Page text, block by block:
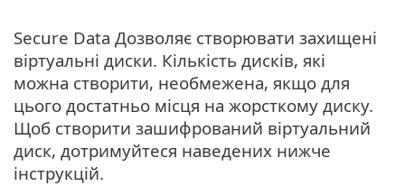
Secure Data Дозволяє створювати захищені
віртуальні диски. Кількість дисків, які
можна створити, необмежена, якщо для
цього достатньо місця на жорсткому диску.
Щоб створити зашифрований віртуальний
диск, дотримуйтеся наведених нижче
інструкцій.